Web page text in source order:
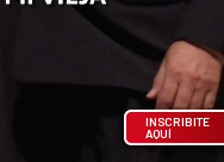
INSCRIBITE
AQUÍ